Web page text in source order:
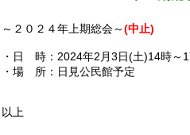
～２０２４年上期総会～(中止)
・日 時：2024年2月3日(土)14時～
・場 所：日見公民館予定
以上